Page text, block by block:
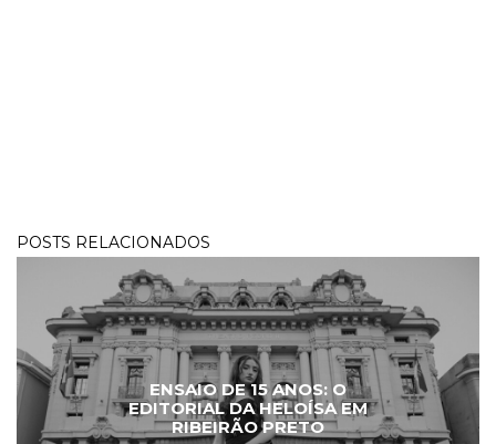
POSTS RELACIONADOS
ENSAIO DE 15 ANOS: O
EDITORIAL DA HELOÍSA EM
RIBEIRÃO PRETO